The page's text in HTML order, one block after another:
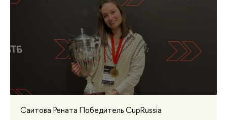
Саитова Рената Победитель CupRussia